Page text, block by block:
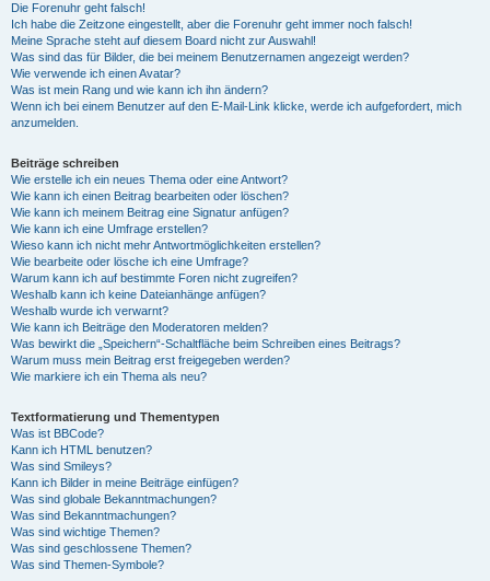
Die Forenuhr geht falsch!
Ich habe die Zeitzone eingestellt, aber die Forenuhr geht immer noch falsch!
Meine Sprache steht auf diesem Board nicht zur Auswahl!
Was sind das für Bilder, die bei meinem Benutzernamen angezeigt werden?
Wie verwende ich einen Avatar?
Was ist mein Rang und wie kann ich ihn ändern?
Wenn ich bei einem Benutzer auf den E-Mail-Link klicke, werde ich aufgefordert, mich
anzumelden.
Beiträge schreiben
Wie erstelle ich ein neues Thema oder eine Antwort?
Wie kann ich einen Beitrag bearbeiten oder löschen?
Wie kann ich meinem Beitrag eine Signatur anfügen?
Wie kann ich eine Umfrage erstellen?
Wieso kann ich nicht mehr Antwortmöglichkeiten erstellen?
Wie bearbeite oder lösche ich eine Umfrage?
Warum kann ich auf bestimmte Foren nicht zugreifen?
Weshalb kann ich keine Dateianhänge anfügen?
Weshalb wurde ich verwarnt?
Wie kann ich Beiträge den Moderatoren melden?
Was bewirkt die „Speichern“-Schaltfläche beim Schreiben eines Beitrags?
Warum muss mein Beitrag erst freigegeben werden?
Wie markiere ich ein Thema als neu?
Textformatierung und Thementypen
Was ist BBCode?
Kann ich HTML benutzen?
Was sind Smileys?
Kann ich Bilder in meine Beiträge einfügen?
Was sind globale Bekanntmachungen?
Was sind Bekanntmachungen?
Was sind wichtige Themen?
Was sind geschlossene Themen?
Was sind Themen-Symbole?